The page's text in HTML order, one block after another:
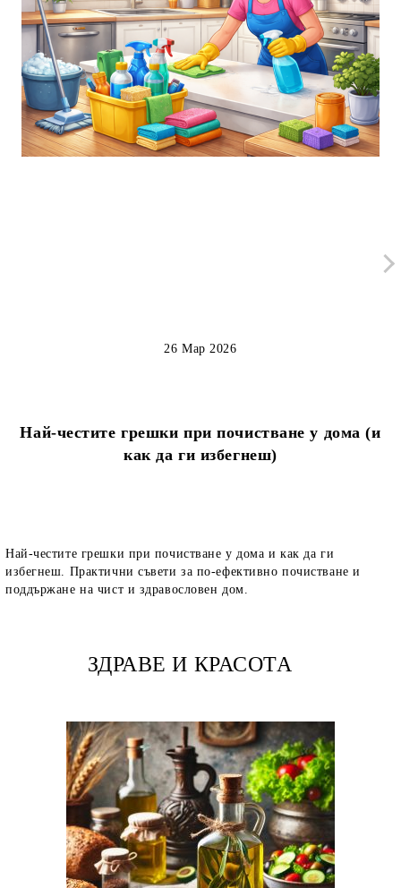
Най-честите грешки при почистване у дома (и
как да ги избегнеш)
26 Мар 2026
Най-честите грешки при почистване у дома и как да ги
избегнеш. Практични съвети за по-ефективно почистване и
поддържане на чист и здравословен дом.
ЗДРАВЕ И КРАСОТА